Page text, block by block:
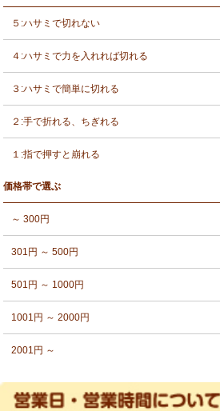
５:ハサミで切れない
４:ハサミで力を入れれば切れる
３:ハサミで簡単に切れる
２:手で折れる、ちぎれる
１:指で押すと崩れる
価格帯で選ぶ
～ 300円
301円 ～ 500円
501円 ～ 1000円
1001円 ～ 2000円
2001円 ～